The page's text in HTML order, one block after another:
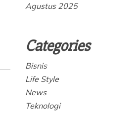
Agustus 2025
Categories
Bisnis
Life Style
News
Teknologi